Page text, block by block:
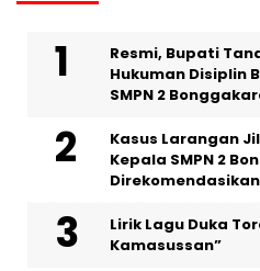
Resmi, Bupati
Hukuman Disiplin
SMPN 2
Kasus Larangan
Kepala SMPN 2
Lirik Lagu Duka
Kamasussan”